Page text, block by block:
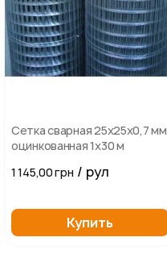
Сетка сварная 25х25х0,7 мм
оцинкованная 1х30 м
1 145,00 грн / рул
Купить